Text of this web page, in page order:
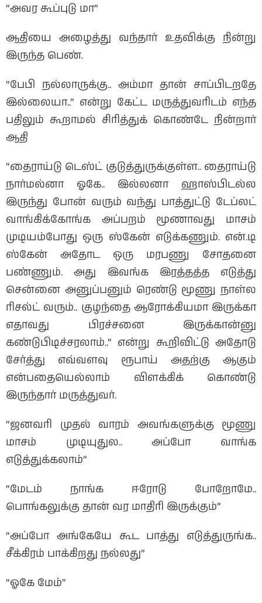
“அவர கூப்புடு மா”
ஆதியை அழைத்து வந்தார் உதவிக்கு நின்று
இருந்த பெண்.
“பேபி நல்லாருக்கு.. அம்மா தான் சாப்பிடறதே
இல்லையா..” என்று கேட்ட மருத்துவரிடம் எந்த
பதிலும் கூறாமல் சிரித்துக் கொண்டே நின்றார்
ஆதி
“தைராய்டு டெஸ்ட் குடுத்துருக்குள்ள.. தைராய்டு
நார்மல்னா ஓகே.. இல்லனா ஹாஸ்பிடல்ல
இருந்து போன் வரும் வந்து பாத்துட்டு டேப்லட்
வாங்கிக்கோங்க அப்பறம் மூணாவது மாசம்
முடியம்போது ஒரு ஸ்கேன் எடுக்கணும். என்.டி
ஸ்கேன் அதோட ஒரு மரபணு சோதனை
பண்ணும். அது இவங்க இரத்தத்த எடுத்து
சென்னை அனுப்பனும் ரெண்டு மூணு நாள்ல
ரிசல்ட் வரும்.. குழந்தை ஆரோக்கியமா இருக்கா
எதாவது பிரச்சனை இருக்கான்னு
கண்டுபிடிச்சரலாம்..” என்று கூறிவிட்டு அதோடு
சேர்த்து எவ்வளவு ரூபாய் அதற்கு ஆகும்
என்பதையெல்லாம் விளக்கிக் கொண்டு
இருந்தார் மருத்துவர்.
“ஜனவரி முதல் வாரம் அவங்களுக்கு மூணு
மாசம் முடியுதுல.. அப்போ வாங்க
எடுத்துக்கலாம்”
“மேடம் நாங்க ஈரோடு போறோமே..
பொங்கலுக்கு தான் வர மாதிரி இருக்கும்”
“அப்போ அங்கேயே கூட பாத்து எடுத்துருங்க..
சீக்கிரம் பாக்கிறது நல்லது”
“ஓகே மேம்”